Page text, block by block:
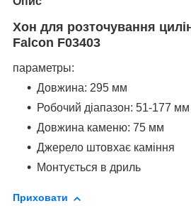
Хон для розточування
Falcon F03403
параметры:
Довжина: 295 мм
Робочий діапазон: 51-177 мм
Довжина каменю: 75 мм
Джерело штовхає каміння
Монтується в дриль
Приховати